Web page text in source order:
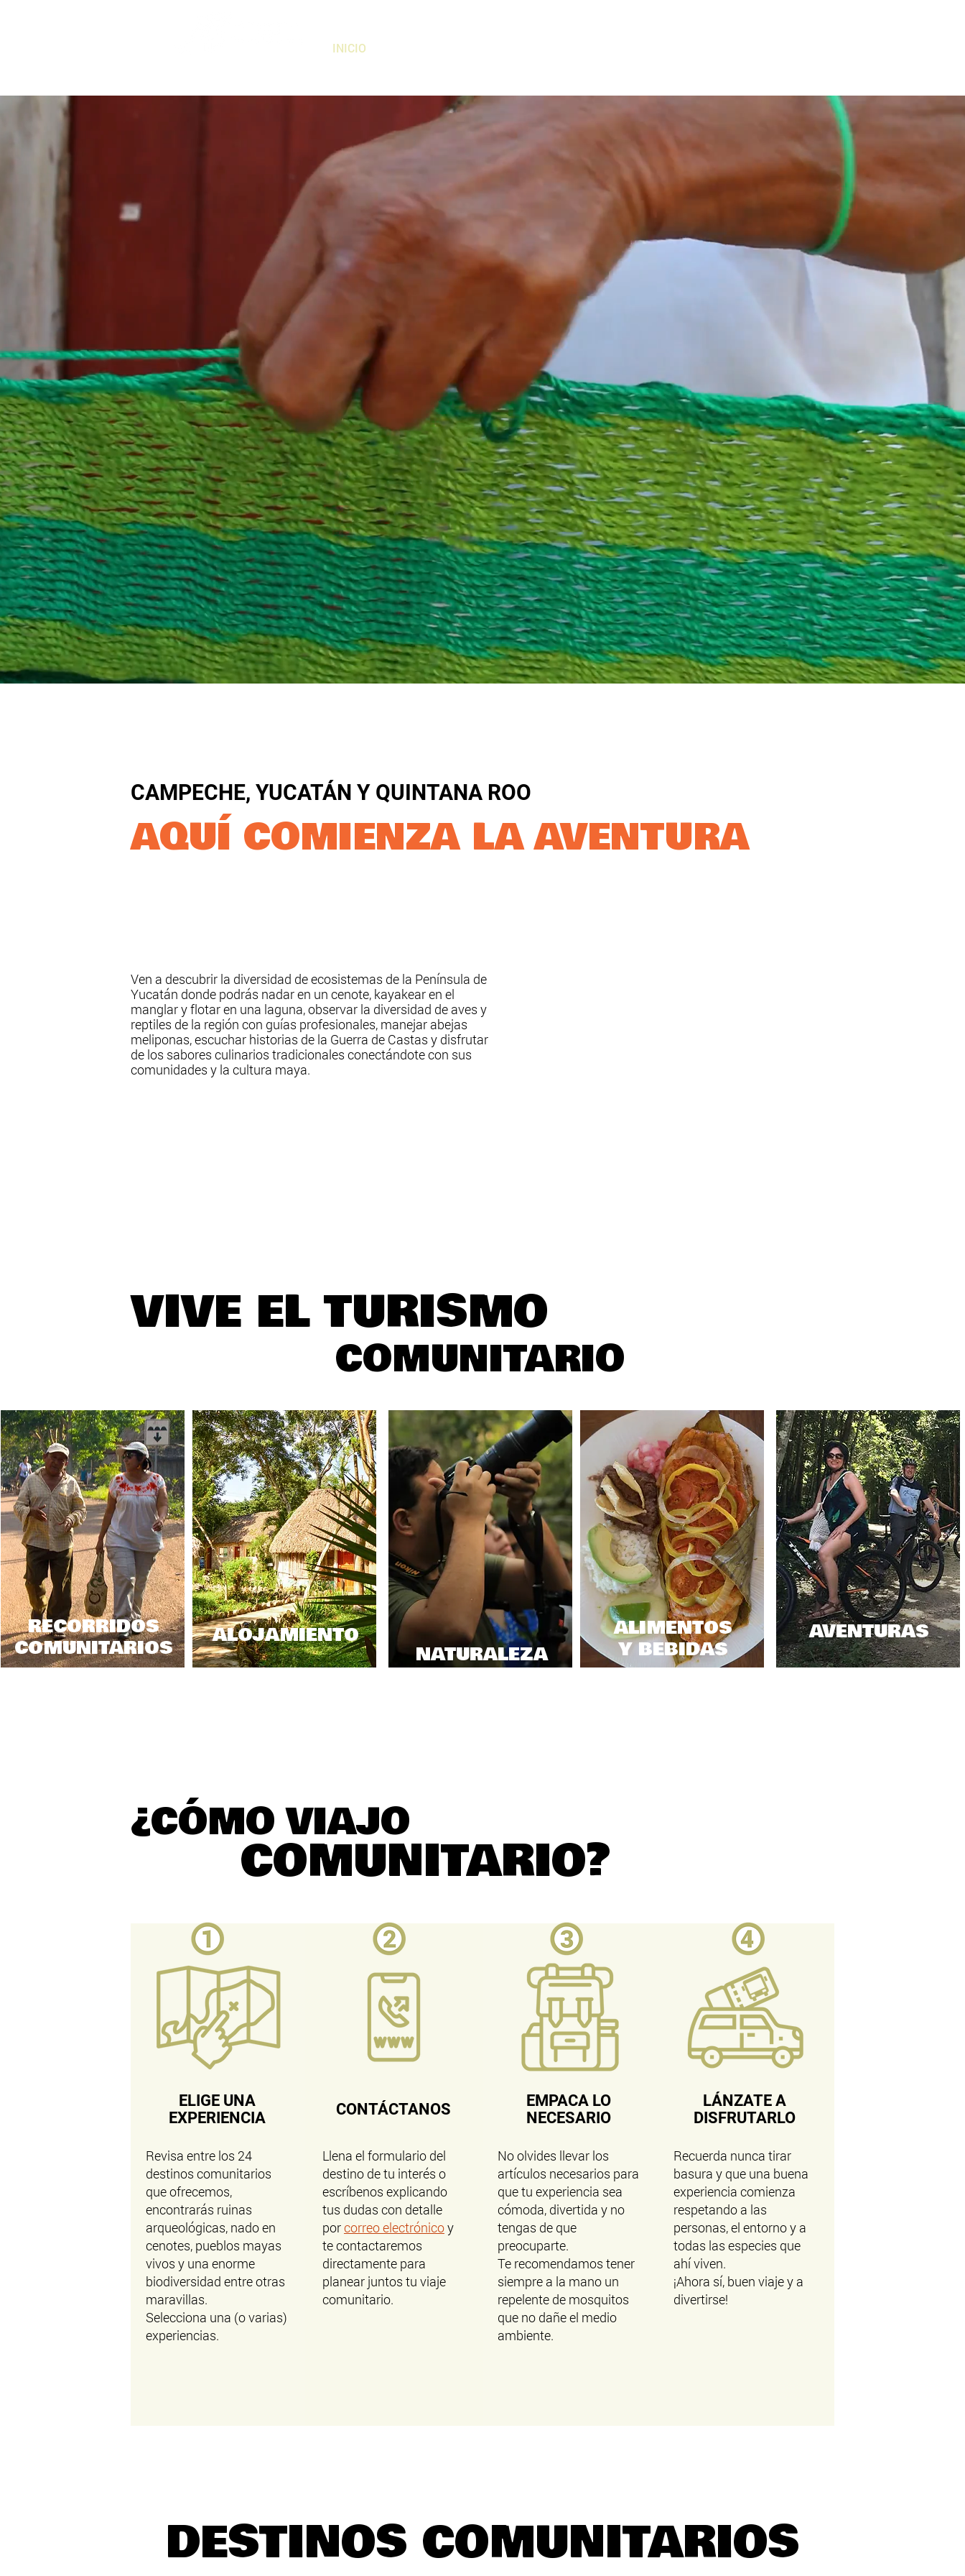
INICIO
LA PENÍNSULA
COMO NUNCA
LA HABÍAS VIVIDO
CAMPECHE, YUCATÁN Y QUINTANA ROO​
AQUÍ COMIENZA LA AVENTURA
Ven a descubrir la diversidad de ecosistemas de la Península de
Yucatán donde podrás nadar en un cenote, kayakear en el
manglar y flotar en una laguna, observar la diversidad de aves y
reptiles de la región con guías profesionales, manejar abejas
meliponas, escuchar historias de la Guerra de Castas y disfrutar
de los sabores culinarios tradicionales conectándote con sus
comunidades y la cultura maya.​
VIVE EL TURISMO
COMUNITARIO
RECORRIDOS
COMUNITARIOS ALOJAMIENTO
NATURALEZA
ALIMENTOS
Y BEBIDAS
AVENTURAS
COMUNITARIO?
¿CÓMO VIAJO
ELIGE UNA
EXPERIENCIA
Revisa entre los 24
destinos comunitarios
que ofrecemos,
encontrarás ruinas
arqueológicas, nado en
cenotes, pueblos mayas
vivos y una enorme
biodiversidad entre otras
maravillas.
Selecciona una (o varias)
experiencias.​
CONTÁCTANOS
Llena el formulario del
destino de tu interés o
escríbenos explicando
tus dudas con detalle
porcorreo electrónicoy
te contactaremos
directamente para
planear juntos tu viaje
comunitario.
EMPACA LO
NECESARIO
No olvides llevar los
artículos necesarios para
que tu experiencia sea
cómoda, divertida y no
tengas de que
preocuparte.
Te recomendamos tener
siempre a la mano un
repelente de mosquitos
que no dañe el medio
ambiente.​
LÁNZATE A
DISFRUTARLO
Recuerda nunca tirar
basura y que una buena
experiencia comienza
respetando a las
personas, el entorno y a
todas las especies que
ahí viven.
¡Ahora sí, buen viaje y a
divertirse!​
DESTINOS COMUNITARIOS